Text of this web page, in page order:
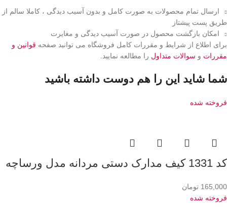
ارسال تمام محصولات به صورت کامل و بدون آسیب دیدگی ، کاملا سالم از
طریق پست پیشتاز
امکان بازگشت محصول در صورت آسیب دیدگی و مغایرت
برای اطلاع از شرایط و مقررات کامل فروشگاه می توانید صفحه قوانین و
مقررات و سوالات متداول را مطالعه نمایید.
شما شاید این را هم دوست داشته باشید
فروخته شده
کد 1331 کیف مدارک دستی مردانه مدل ورساچه
165,000 تومان
فروخته شده